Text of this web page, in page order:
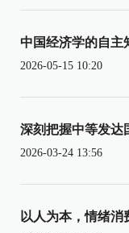
中国经济学的自主
2026-05-15 10:20
深刻把握中等发达
2026-03-24 13:56
以人为本，情绪消